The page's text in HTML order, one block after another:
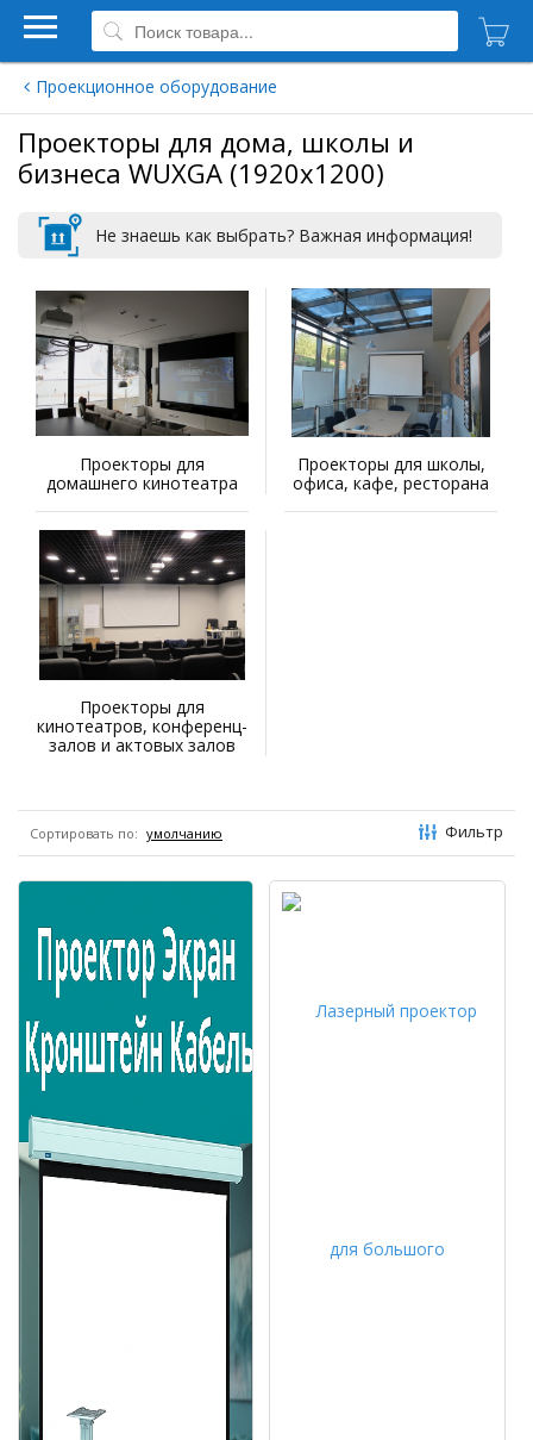
Проекционное оборудование
Проекторы для дома, школы и
бизнеса WUXGA (1920x1200)
Не знаешь как выбрать? Важная информация!
Проекторы для
домашнего кинотеатра
Проекторы для школы,
офиса, кафе, ресторана
Проекторы для
кинотеатров, конференц-
залов и актовых залов
Сортировать по: Фильтр